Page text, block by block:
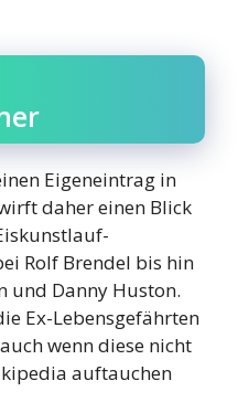
Eigeneintrag in
daher einen Blick
Rolf Brendel bis hin
und Danny Huston.
Ex-Lebensgefährten
wenn diese nicht
auftauchen